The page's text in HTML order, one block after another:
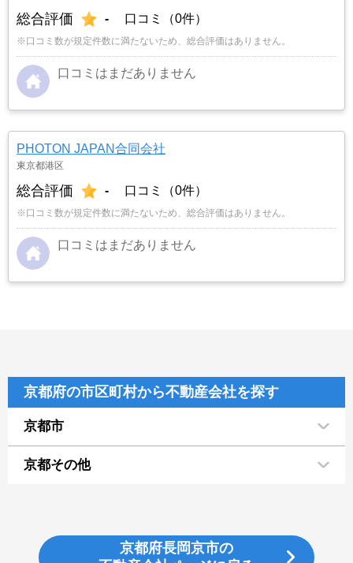
総合評価 - 口コミ（0件）
※口コミ数が規定件数に満たないため、総合評価はありません。
口コミはまだありません
PHOTON JAPAN合同会社
東京都港区
総合評価 - 口コミ（0件）
※口コミ数が規定件数に満たないため、総合評価はありません。
口コミはまだありません
京都府の市区町村から不動産会社を探す
京都市
京都その他
京都府長岡京市の